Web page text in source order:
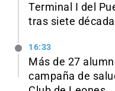
Terminal I del
tras siete
16:33
Más de 27
campaña de